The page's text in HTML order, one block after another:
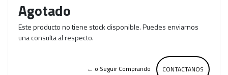
Agotado
Este producto no tiene stock disponible. Puedes enviarnos
una consulta al respecto.
CONTACTANOS
← o Seguir Comprando